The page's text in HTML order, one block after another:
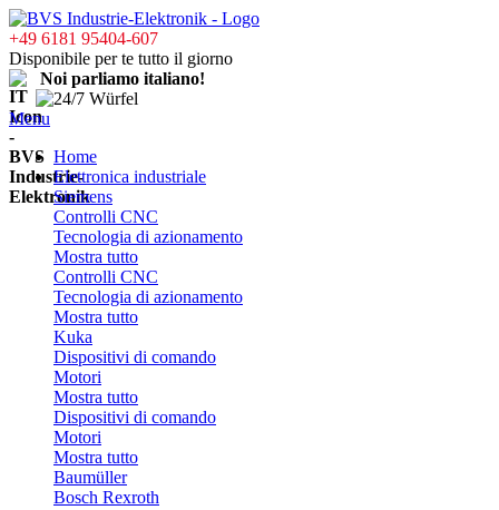
+49 6181 95404-607
Disponibile per te tutto il giorno
Noi parliamo italiano!
Menu
Home
Elettronica industriale
Siemens
Controlli CNC
Tecnologia di azionamento
Mostra tutto
Controlli CNC
Tecnologia di azionamento
Mostra tutto
Kuka
Dispositivi di comando
Motori
Mostra tutto
Dispositivi di comando
Motori
Mostra tutto
Baumüller
Bosch Rexroth